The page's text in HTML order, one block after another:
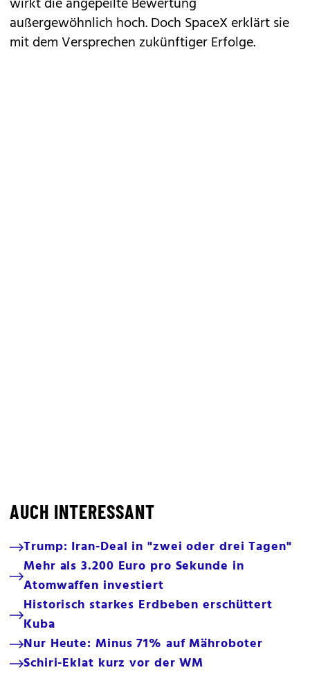
außergewöhnlich hoch. Doch SpaceX erklärt sie
mit dem Versprechen zukünftiger Erfolge.
AUCH INTERESSANT
Trump: Iran-Deal in "zwei oder drei Tagen"
Mehr als 3.200 Euro pro Sekunde in
Atomwaffen investiert
Historisch starkes Erdbeben erschüttert
Kuba
Nur Heute: Minus 71% auf Mähroboter
Schiri-Eklat kurz vor der WM